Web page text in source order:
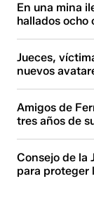
En una mina
hallados ocho
Jueces,
nuevos
Amigos de
tres años de
Consejo de la
para proteger